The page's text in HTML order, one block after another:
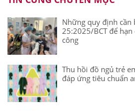
Những quy định cần
25:2025/BCT để
công
Thu hồi đồ ngủ trẻ
đáp ứng tiêu chuẩn